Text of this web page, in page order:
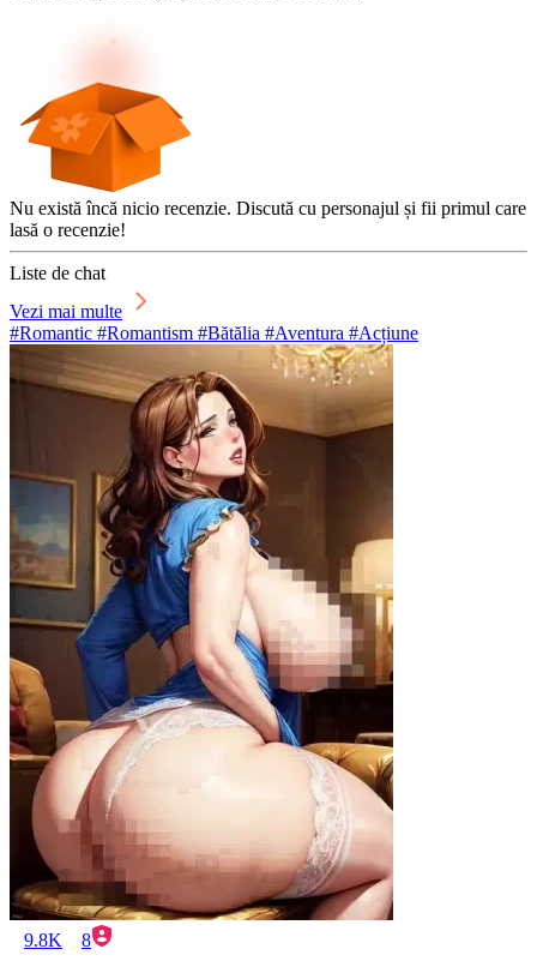
Nu există încă nicio recenzie. Discută cu personajul și fii primul care
lasă o recenzie!
Liste de chat
Vezi mai multe
#Romantic #Romantism #Bătălia #Aventura #Acțiune
9.8K 8